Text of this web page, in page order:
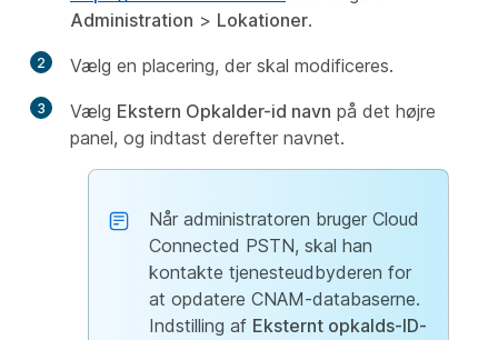
Administration > Lokationer.
2 Vælg en placering, der skal modificeres.
3 Vælg Ekstern Opkalder-id navn på det højre
panel, og indtast derefter navnet.
Når administratoren bruger Cloud
Connected PSTN, skal han
kontakte tjenesteudbyderen for
at opdatere CNAM-databaserne.
Indstilling af Eksternt opkalds-ID-